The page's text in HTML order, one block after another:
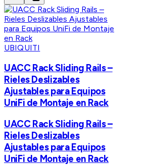
UBIQUITI
UACC Rack Sliding Rails –
Rieles Deslizables
Ajustables para Equipos
UniFi de Montaje en Rack
UACC Rack Sliding Rails –
Rieles Deslizables
Ajustables para Equipos
UniFi de Montaje en Rack